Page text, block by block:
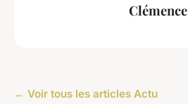
Clémence
← Voir tous les articles Actu